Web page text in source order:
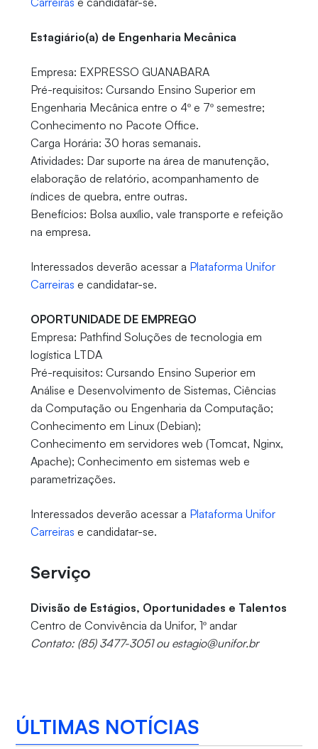
Estagiário(a) de Engenharia Mecânica
Empresa: EXPRESSO GUANABARA
Pré-requisitos: Cursando Ensino Superior em
Engenharia Mecânica entre o 4º e 7º semestre;
Conhecimento no Pacote Office.
Carga Horária: 30 horas semanais.
Atividades: Dar suporte na área de manutenção,
elaboração de relatório, acompanhamento de
índices de quebra, entre outras.
Benefícios: Bolsa auxílio, vale transporte e refeição
na empresa.
Interessados deverão acessar a Plataforma Unifor
Carreiras e candidatar-se.
OPORTUNIDADE DE EMPREGO
Empresa: Pathfind Soluções de tecnologia em
logística LTDA
Pré-requisitos: Cursando Ensino Superior em
Análise e Desenvolvimento de Sistemas, Ciências
da Computação ou Engenharia da Computação;
Conhecimento em Linux (Debian);
Conhecimento em servidores web (Tomcat, Nginx,
Apache); Conhecimento em sistemas web e
parametrizações.
Interessados deverão acessar a Plataforma Unifor
Carreiras e candidatar-se.
Serviço
Divisão de Estágios, Oportunidades e Talentos
Centro de Convivência da Unifor, 1º andar
Contato: (85) 3477-3051 ou estagio@unifor.br
ÚLTIMAS NOTÍCIAS